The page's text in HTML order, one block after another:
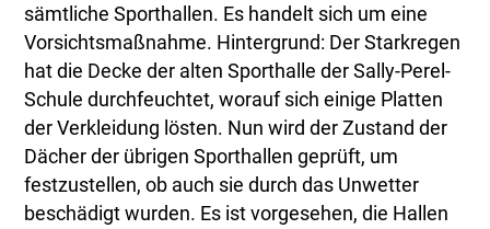
sämtliche Sporthallen. Es handelt sich um eine
Vorsichtsmaßnahme. Hintergrund: Der Starkregen
hat die Decke der alten Sporthalle der Sally-Perel-
Schule durchfeuchtet, worauf sich einige Platten
der Verkleidung lösten. Nun wird der Zustand der
Dächer der übrigen Sporthallen geprüft, um
festzustellen, ob auch sie durch das Unwetter
beschädigt wurden. Es ist vorgesehen, die Hallen